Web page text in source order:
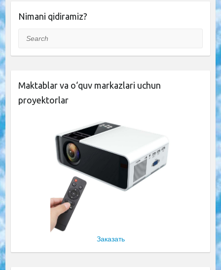
Nimani qidiramiz?
Search
Maktablar va o‘quv markazlari uchun
proyektorlar
Заказать